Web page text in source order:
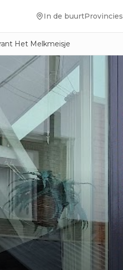
In de buurtProvincies
Het Melkmeisje